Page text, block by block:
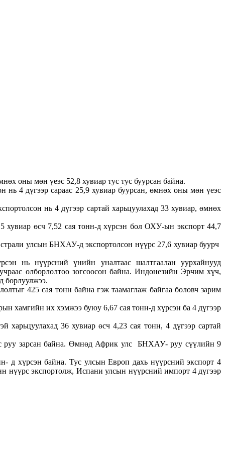
оны мөн үеэс 52,8 хувиар тус тус буурсан байна.
нь 4 дүгээр сараас 25,9 хувиар буурсан, өмнөх оны мөн үеэс
нь 4 дүгээр сартай харьцуулахад 33 хувиар, өмнөх
өсч 7,52 сая тонн-д хүрсэн бол ОХУ-ын экспорт 44,7
улсын БНХАУ-д экспортолсон нүүрс 27,6 хувиар буурч
нь нүүрсний үнийн уналтаас шалтгаалан уурхайнууд
олборлолтоо зогсоосон байна. Индонезийн Эрчим хүч,
борлуулжээ.
425 сая тонн байна гэж таамаглаж байгаа боловч зарим
хамгийн их хэмжээ буюу 6,67 сая тонн-д хүрсэн ба 4 дүгээр
36 хувиар өсч 4,23 сая тонн, 4 дүгээр сартай
руу зарсан байна. Өмнөд Африк улс БНХАУ- руу сүүлийн 9
д хүрсэн байна. Тус улсын Европ дахь нүүрсний экспорт 4
нүүрс экспортолж, Испани улсын нүүрсний импорт 4 дүгээр